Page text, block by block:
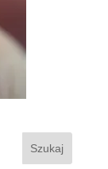
Szukaj